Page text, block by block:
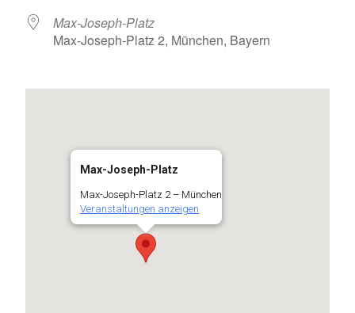
Max-Joseph-Platz
Max-Joseph-Platz 2, München, Bayern
Max-Joseph-Platz
Max-Joseph-Platz 2 – München
Veranstaltungen anzeigen